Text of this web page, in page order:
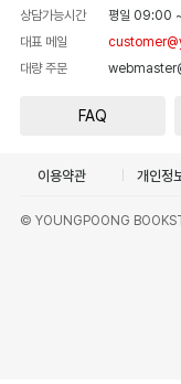
상담가능시간 평일 09:00
대표 메일
대량 주문
FAQ
이용약관 개인정
© YOUNGPOONG